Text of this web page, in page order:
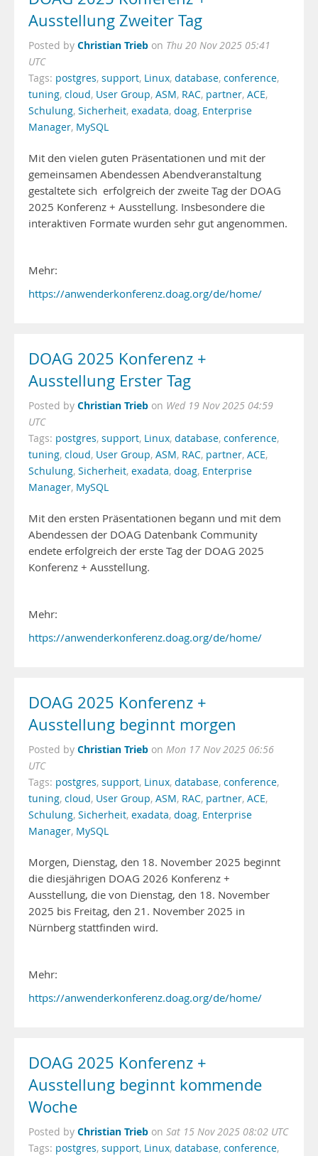
Ausstellung Zweiter Tag
Posted by Christian Trieb on Thu 20 Nov 2025 05:41
UTC
Tags: postgres, support, Linux, database, conference,
tuning, cloud, User Group, ASM, RAC, partner, ACE,
Schulung, Sicherheit, exadata, doag, Enterprise
Manager, MySQL
Mit den vielen guten Präsentationen und mit der
gemeinsamen Abendessen Abendveranstaltung
gestaltete sich erfolgreich der zweite Tag der DOAG
2025 Konferenz + Ausstellung. Insbesondere die
interaktiven Formate wurden sehr gut angenommen.
Mehr:
https://anwenderkonferenz.doag.org/de/home/
DOAG 2025 Konferenz +
Ausstellung Erster Tag
Posted by Christian Trieb on Wed 19 Nov 2025 04:59
UTC
Tags: postgres, support, Linux, database, conference,
tuning, cloud, User Group, ASM, RAC, partner, ACE,
Schulung, Sicherheit, exadata, doag, Enterprise
Manager, MySQL
Mit den ersten Präsentationen begann und mit dem
Abendessen der DOAG Datenbank Community
endete erfolgreich der erste Tag der DOAG 2025
Konferenz + Ausstellung.
Mehr:
https://anwenderkonferenz.doag.org/de/home/
DOAG 2025 Konferenz +
Ausstellung beginnt morgen
Posted by Christian Trieb on Mon 17 Nov 2025 06:56
UTC
Tags: postgres, support, Linux, database, conference,
tuning, cloud, User Group, ASM, RAC, partner, ACE,
Schulung, Sicherheit, exadata, doag, Enterprise
Manager, MySQL
Morgen, Dienstag, den 18. November 2025 beginnt
die diesjährigen DOAG 2026 Konferenz +
Ausstellung, die von Dienstag, den 18. November
2025 bis Freitag, den 21. November 2025 in
Nürnberg stattfinden wird.
Mehr:
https://anwenderkonferenz.doag.org/de/home/
DOAG 2025 Konferenz +
Ausstellung beginnt kommende
Woche
Posted by Christian Trieb on Sat 15 Nov 2025 08:02 UTC
Tags: postgres, support, Linux, database, conference,